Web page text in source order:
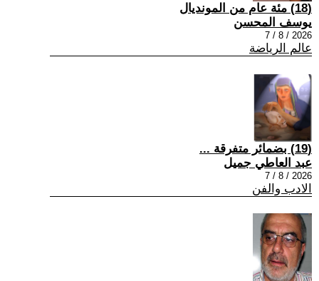
(18) مئة عام من المونديال
يوسف المحسن
2026 / 8 / 7
عالم الرياضة
(19) بضمائر متفرقة ...
عبد العاطي جميل
2026 / 8 / 7
الادب والفن